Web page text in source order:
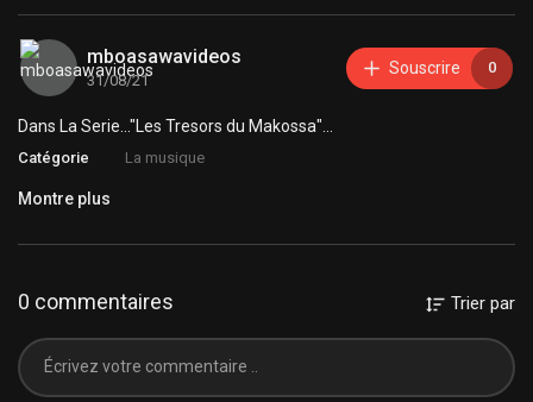
mboasawavideos
31/08/21
Souscrire 0
Dans La Serie..."Les Tresors du Makossa"...
Catégorie La musique
Montre plus
0 commentaires Trier par